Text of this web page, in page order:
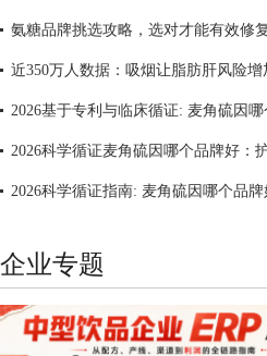
氨糖品牌挑选攻略，选对才能有效修
企业专题